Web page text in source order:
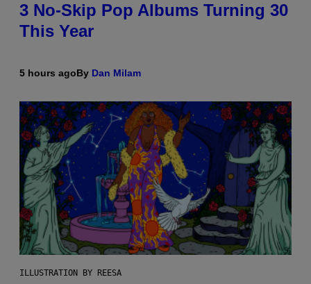
3 No-Skip Pop Albums Turning 30
This Year
5 hours agoBy Dan Milam
ILLUSTRATION BY REESA